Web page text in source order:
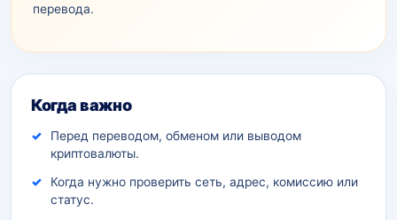
перевода.
Дополнительный контекст
Когда важно
Перед переводом, обменом или выводом
криптовалюты.
Когда нужно проверить сеть, адрес, комиссию или
статус.